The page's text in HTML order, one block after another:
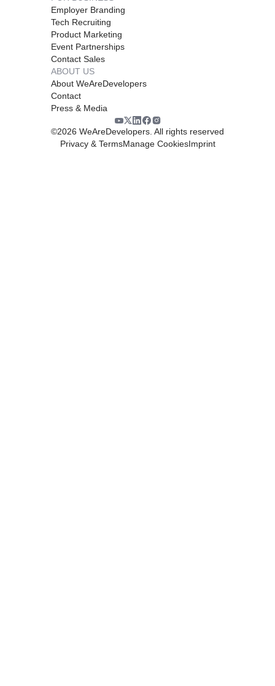
Employer Branding
Tech Recruiting
Product Marketing
Event Partnerships
Contact Sales
ABOUT US
About WeAreDevelopers
Contact
Press & Media
©2026 WeAreDevelopers. All rights reserved
Privacy & TermsManage CookiesImprint